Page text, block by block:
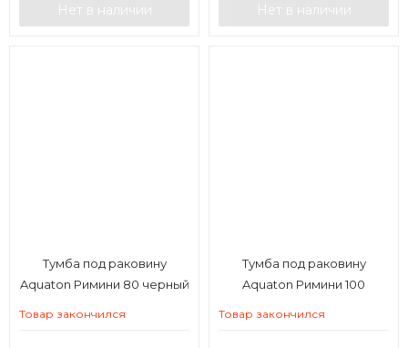
Нет в наличии Нет в наличии
Тумба под раковину
Aquaton Римини 80 черный
Товар закончился
Тумба под раковину
Aquaton Римини 100
Товар закончился